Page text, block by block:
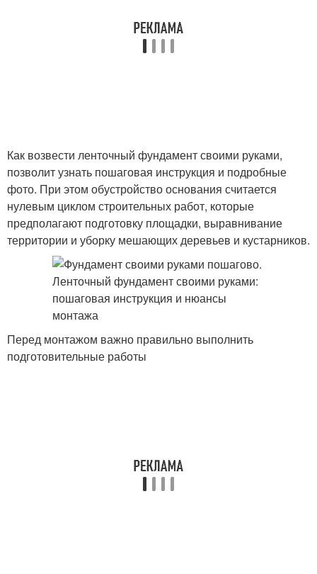
Как возвести ленточный фундамент своими руками,
позволит узнать пошаговая инструкция и подробные
фото. При этом обустройство основания считается
нулевым циклом строительных работ, которые
предполагают подготовку площадки, выравнивание
территории и уборку мешающих деревьев и кустарников.
Перед монтажом важно правильно выполнить
подготовительные работы